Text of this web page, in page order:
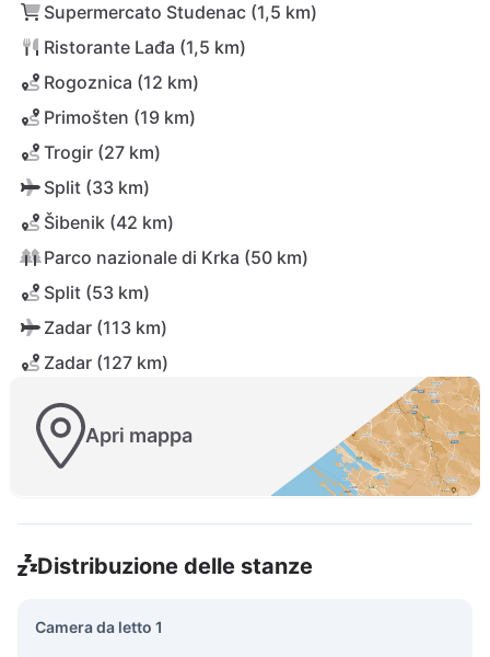
Supermercato Studenac (1,5 km)
Ristorante Lađa (1,5 km)
Rogoznica (12 km)
Primošten (19 km)
Trogir (27 km)
Split (33 km)
Šibenik (42 km)
Parco nazionale di Krka (50 km)
Split (53 km)
Zadar (113 km)
Zadar (127 km)
Apri mappa
Distribuzione delle stanze
Camera da letto 1